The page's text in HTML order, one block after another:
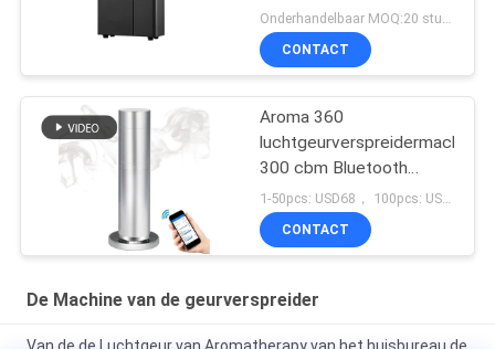
Hvachotel zich alleen
bevinden
CONTACT
Aroma 360
luchtgeurverspreidermachine
300 cbm Bluetooth
mobiele app-bediening
CONTACT
De Machine van de geurverspreider